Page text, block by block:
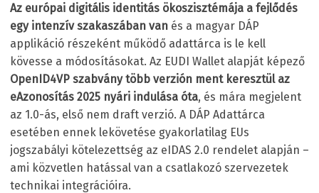
Az európai digitális identitás ökoszisztémája a fejlődés
egy intenzív szakaszában van és a magyar DÁP
applikáció részeként működő adattárca is le kell
kövesse a módosításokat. Az EUDI Wallet alapját képező
OpenID4VP szabvány több verzión ment keresztül az
eAzonosítás 2025 nyári indulása óta, és mára megjelent
az 1.0-ás, első nem draft verzió. A DÁP Adattárca
esetében ennek lekövetése gyakorlatilag EUs
jogszabályi kötelezettség az eIDAS 2.0 rendelet alapján –
ami közvetlen hatással van a csatlakozó szervezetek
technikai integrációira.